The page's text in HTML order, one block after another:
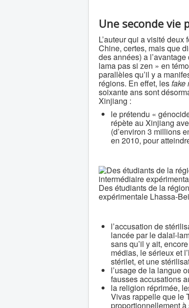
Une seconde vie
L’auteur qui a visité
Chine, certes, mais que
des années) a
lama pas si zen » en
parallèles qu’il y a
régions. En effet, lesfake
soixante ans sont
Xinjiang :
le prétendu «
répète au Xinjiang
(d’environ 3 millions
en 2010, pour
Des étudiants de la
expérimentale Lhassa-
l’accusation de
lancée par le dalaï-
sans qu’il y ait,
médias, le sérieux et
stérilet, et une
l’usage de la langue
fausses accusations
la religion réprimée,
Vivas rappelle que le
proportionnellement